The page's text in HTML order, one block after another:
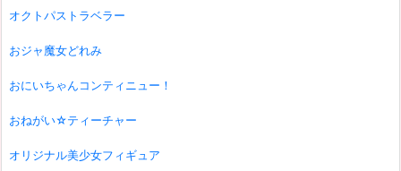
オクトパストラベラー
おジャ魔女どれみ
おにいちゃんコンティニュー！
おねがい☆ティーチャー
オリジナル美少女フィギュア